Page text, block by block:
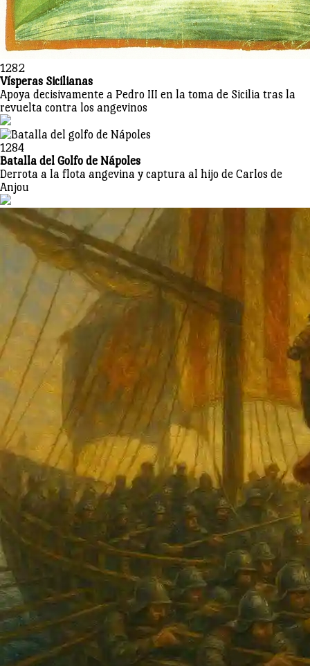
1282
Vísperas Sicilianas
Apoya decisivamente a Pedro III en la toma de Sicilia tras la
revuelta contra los angevinos
1284
Batalla del Golfo de Nápoles
Derrota a la flota angevina y captura al hijo de Carlos de
Anjou